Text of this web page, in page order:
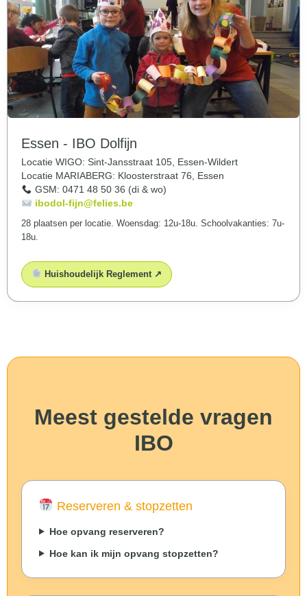
Essen - IBO Dolfijn
Locatie WIGO: Sint-Jansstraat 105, Essen-Wildert
Locatie MARIABERG: Kloosterstraat 76, Essen
GSM: 0471 48 50 36 (di & wo)
ibodol-fijn@felies.be
28 plaatsen per locatie. Woensdag: 12u-18u. Schoolvakanties: 7u-
18u.
Huishoudelijk Reglement ↗
Meest gestelde vragen
IBO
Reserveren & stopzetten
Hoe opvang reserveren?
Hoe kan ik mijn opvang stopzetten?